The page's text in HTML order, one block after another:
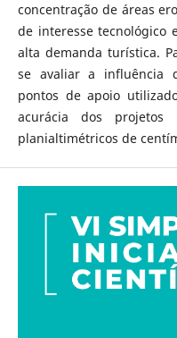
concentração de áreas
de interesse tecnológico
alta demanda turística.
se avaliar a influência
pontos de apoio
acurácia dos projetos
planialtimétricos de